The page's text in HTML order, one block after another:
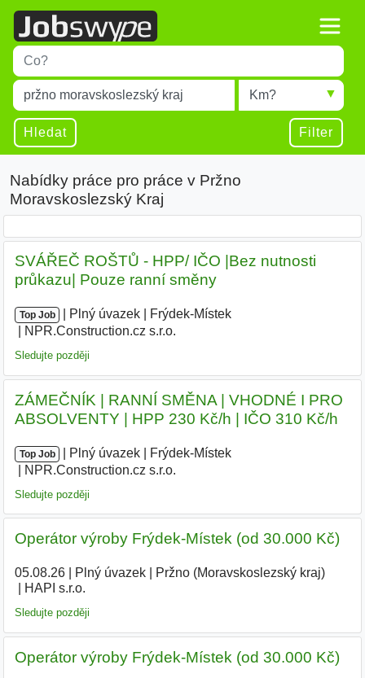
Title
Type 1 or more characters for results.
Místo
Type 1 or more characters for results.
Radius
Hledat Filter
Nabídky práce pro práce v Pržno
Moravskoslezský Kraj
SVÁŘEČ ROŠTŮ - HPP/ IČO |Bez nutnosti
průkazu| Pouze ranní směny
Top Job Plný úvazek Frýdek-Místek
NPR.Construction.cz s.r.o.
Sledujte později
ZÁMEČNÍK | RANNÍ SMĚNA | VHODNÉ I PRO
ABSOLVENTY | HPP 230 Kč/h | IČO 310 Kč/h
Top Job Plný úvazek Frýdek-Místek
NPR.Construction.cz s.r.o.
Sledujte později
Operátor výroby Frýdek-Místek (od 30.000 Kč)
05.08.26| Plný úvazek| Pržno (Moravskoslezský kraj)|
HAPI s.r.o.
Sledujte později
Operátor výroby Frýdek-Místek (od 30.000 Kč)